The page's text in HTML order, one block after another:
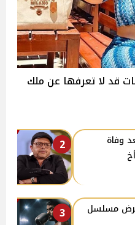
قد لا تعرفها عن ملك
2
وفاة
3
مسلسل